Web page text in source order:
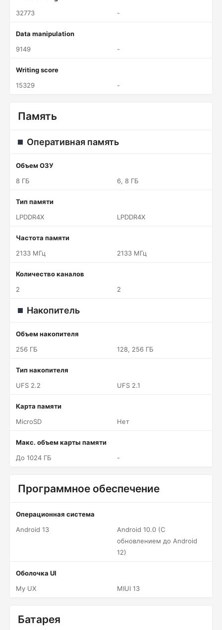
32773
-
Data manipulation
9149
-
Writing score
15329
-
Память
Оперативная память
Объем ОЗУ
8 ГБ
6, 8 ГБ
Тип памяти
LPDDR4X
LPDDR4X
Частота памяти
2133 МГц
2133 МГц
Количество каналов
2
2
Накопитель
Объем накопителя
256 ГБ
128, 256 ГБ
Тип накопителя
UFS 2.2
UFS 2.1
Карта памяти
MicroSD
Нет
Макс. объем карты памяти
До 1024 ГБ
-
Программное обеспечение
Операционная система
Android 13
Android 10.0 (С
обновлением до Android
12)
Оболочка UI
My UX
MIUI 13
Батарея